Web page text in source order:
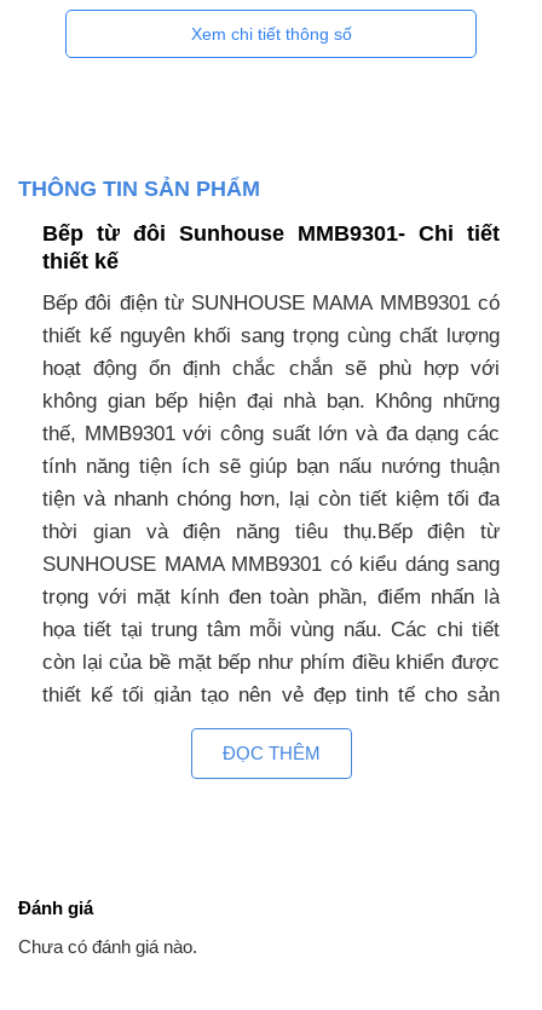
Xem chi tiết thông số
THÔNG TIN SẢN PHẨM
Bếp từ đôi Sunhouse MMB9301- Chi tiết
thiết kế
Bếp đôi điện từ SUNHOUSE MAMA MMB9301 có
thiết kế nguyên khối sang trọng cùng chất lượng
hoạt động ổn định chắc chắn sẽ phù hợp với
không gian bếp hiện đại nhà bạn. Không những
thế, MMB9301 với công suất lớn và đa dạng các
tính năng tiện ích sẽ giúp bạn nấu nướng thuận
tiện và nhanh chóng hơn, lại còn tiết kiệm tối đa
thời gian và điện năng tiêu thụ.Bếp điện từ
SUNHOUSE MAMA MMB9301 có kiểu dáng sang
trọng với mặt kính đen toàn phần, điểm nhấn là
họa tiết tại trung tâm mỗi vùng nấu. Các chi tiết
còn lại của bề mặt bếp như phím điều khiển được
thiết kế tối giản tạo nên vẻ đẹp tinh tế cho sản
Thiết kế lắp âm bếp đem đến vẻ sang
thiết kế bếp điện từ lắp âm như SUNHOUSE
MAMA MMB9301, vừa tiết kiệm diện tích vừa
ĐỌC THÊM
Đánh giá
Chưa có đánh giá nào.